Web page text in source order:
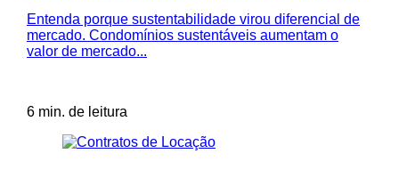
Entenda porque sustentabilidade virou diferencial de
mercado. Condomínios sustentáveis aumentam o
valor de mercado...
6 min. de leitura